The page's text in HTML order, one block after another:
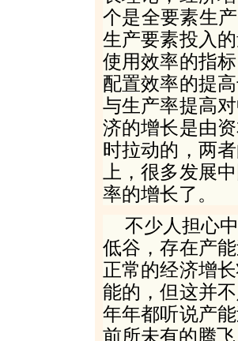
个是全要素生
生产要素投入
使用效率的指
配置效率的提
与生产率提高
济的增长是由
时拉动的，两
上，很多发展
率的增长了。
不少人担心
低谷，存在产
正常的经济增
能的，但这并
年年都听说产
前所未有的腾